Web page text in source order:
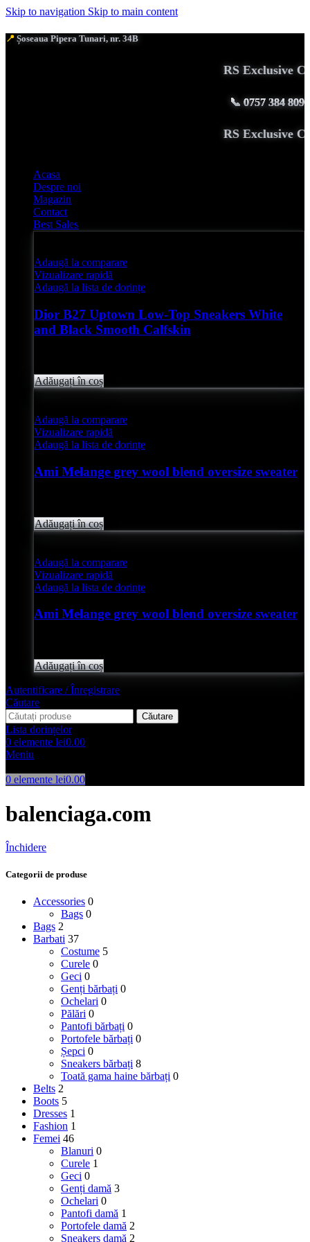
Skip to navigation Skip to main content
📍 Șoseaua Pipera Tunari, nr. 34B
RS Exclusive
📞 0757 384 809
RS Exclusive
Acasa
Despre noi
Magazin
Contact
Best Sales
Adaugă la comparare
Vizualizare rapidă
Adaugă la lista de dorințe
Dior B27 Uptown Low-Top Sneakers White
and Black Smooth Calfskin
Adăugați în coș
Adaugă la comparare
Vizualizare rapidă
Adaugă la lista de dorințe
Ami Melange grey wool blend oversize sweater
Adăugați în coș
Adaugă la comparare
Vizualizare rapidă
Adaugă la lista de dorințe
Ami Melange grey wool blend oversize sweater
Adăugați în coș
Autentificare / Înregistrare
Căutare
Căutare
Lista dorințelor
0 elemente lei0.00
Meniu
0 elemente lei0.00
balenciaga.com
Închidere
Categorii de produse
Accessories 0
Bags 0
Bags 2
Barbati 37
Costume 5
Curele 0
Geci 0
Genți bărbați 0
Ochelari 0
Pălări 0
Pantofi bărbați 0
Portofele bărbați 0
Șepci 0
Sneakers bărbați 8
Toată gama haine bărbați 0
Belts 2
Boots 5
Dresses 1
Fashion 1
Femei 46
Blanuri 0
Curele 1
Geci 0
Genți damă 3
Ochelari 0
Pantofi damă 1
Portofele damă 2
Sneakers damă 2